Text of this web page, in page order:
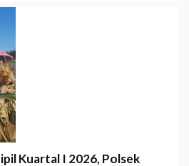
Kuartal I 2026, Polsek